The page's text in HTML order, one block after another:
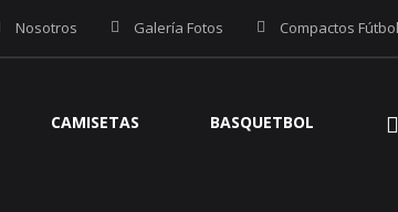
Nosotros Galería Fotos Compactos Fútbol
CAMISETAS BASQUETBOL